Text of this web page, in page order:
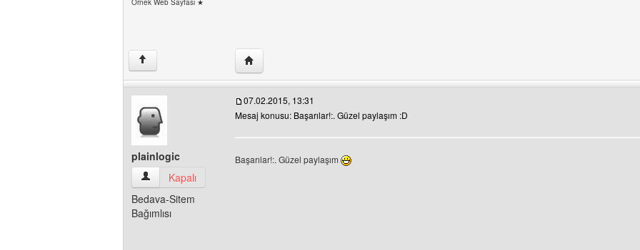
Örnek Web Sayfası ★
↑ Yazarın web sitesini ziyaret et: radyomaskot
plainlogic
plainlogic Kullanıcının profilini görüntüle
Kapalı
Bedava-Sitem
Bağımlısı
07.02.2015, 13:31
Mesaj konusu: Başarılar!:. Güzel paylaşım :D
Başarılar!:. Güzel paylaşım